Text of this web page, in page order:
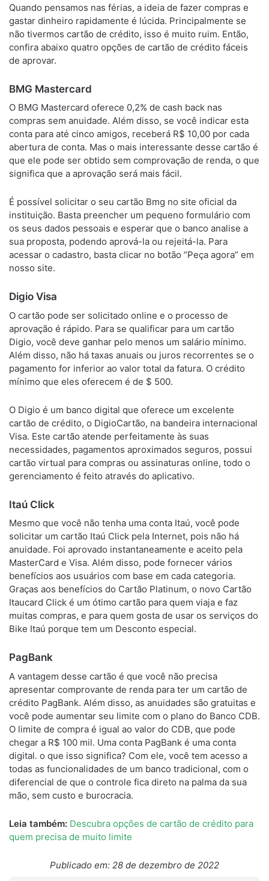
Quando pensamos nas férias, a ideia de fazer compras e
gastar dinheiro rapidamente é lúcida. Principalmente se
não tivermos cartão de crédito, isso é muito ruim. Então,
confira abaixo quatro opções de cartão de crédito fáceis
de aprovar.
BMG Mastercard
O BMG Mastercard oferece 0,2% de cash back nas
compras sem anuidade. Além disso, se você indicar esta
conta para até cinco amigos, receberá R$ 10,00 por cada
abertura de conta. Mas o mais interessante desse cartão é
que ele pode ser obtido sem comprovação de renda, o que
significa que a aprovação será mais fácil.
É possível solicitar o seu cartão Bmg no site oficial da
instituição. Basta preencher um pequeno formulário com
os seus dados pessoais e esperar que o banco analise a
sua proposta, podendo aprová-la ou rejeitá-la. Para
acessar o cadastro, basta clicar no botão “Peça agora” em
nosso site.
Digio Visa
O cartão pode ser solicitado online e o processo de
aprovação é rápido. Para se qualificar para um cartão
Digio, você deve ganhar pelo menos um salário mínimo.
Além disso, não há taxas anuais ou juros recorrentes se o
pagamento for inferior ao valor total da fatura. O crédito
mínimo que eles oferecem é de $ 500.
O Digio é um banco digital que oferece um excelente
cartão de crédito, o DigioCartão, na bandeira internacional
Visa. Este cartão atende perfeitamente às suas
necessidades, pagamentos aproximados seguros, possui
cartão virtual para compras ou assinaturas online, todo o
gerenciamento é feito através do aplicativo.
Itaú Click
Mesmo que você não tenha uma conta Itaú, você pode
solicitar um cartão Itaú Click pela Internet, pois não há
anuidade. Foi aprovado instantaneamente e aceito pela
MasterCard e Visa. Além disso, pode fornecer vários
benefícios aos usuários com base em cada categoria.
Graças aos benefícios do Cartão Platinum, o novo Cartão
Itaucard Click é um ótimo cartão para quem viaja e faz
muitas compras, e para quem gosta de usar os serviços do
Bike Itaú porque tem um Desconto especial.
PagBank
A vantagem desse cartão é que você não precisa
apresentar comprovante de renda para ter um cartão de
crédito PagBank. Além disso, as anuidades são gratuitas e
você pode aumentar seu limite com o plano do Banco CDB.
O limite de compra é igual ao valor do CDB, que pode
chegar a R$ 100 mil. Uma conta PagBank é uma conta
digital. o que isso significa? Com ele, você tem acesso a
todas as funcionalidades de um banco tradicional, com o
diferencial de que o controle fica direto na palma da sua
mão, sem custo e burocracia.
Leia também: Descubra opções de cartão de crédito para
quem precisa de muito limite
Publicado em: 28 de dezembro de 2022